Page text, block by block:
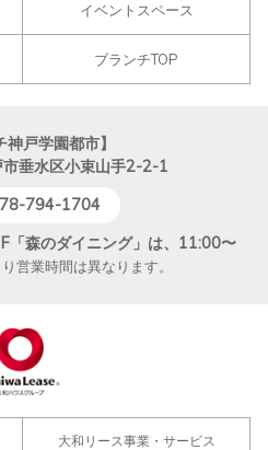
イベントスペース
ブランチTOP
神戸学園都市】
市垂水区小束山手2-2-1
794-1704
森のダイニング」は、11:00〜
業時間は異なります。
大和リース事業・サービス